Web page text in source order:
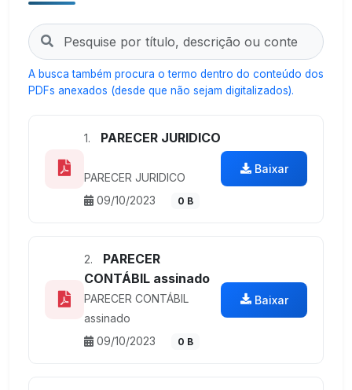
A busca também procura o termo dentro do conteúdo dos
PDFs anexados (desde que não sejam digitalizados).
1. PARECER JURIDICO
PARECER JURIDICO
09/10/2023
0 B
Baixar
2.
PARECER
CONTÁBIL assinado
PARECER CONTÁBIL
assinado
09/10/2023
0 B
Baixar